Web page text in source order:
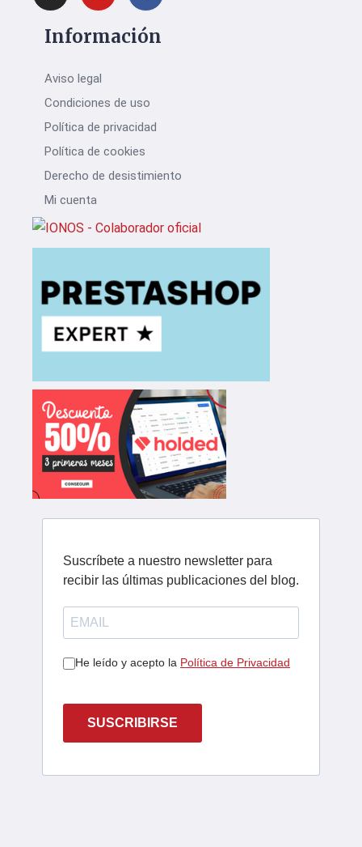
Información
Aviso legal
Condiciones de uso
Política de privacidad
Política de cookies
Derecho de desistimiento
Mi cuenta
Suscríbete a nuestro newsletter para
recibir las últimas publicaciones del blog.
He leído y acepto la Política de Privacidad
SUSCRIBIRSE